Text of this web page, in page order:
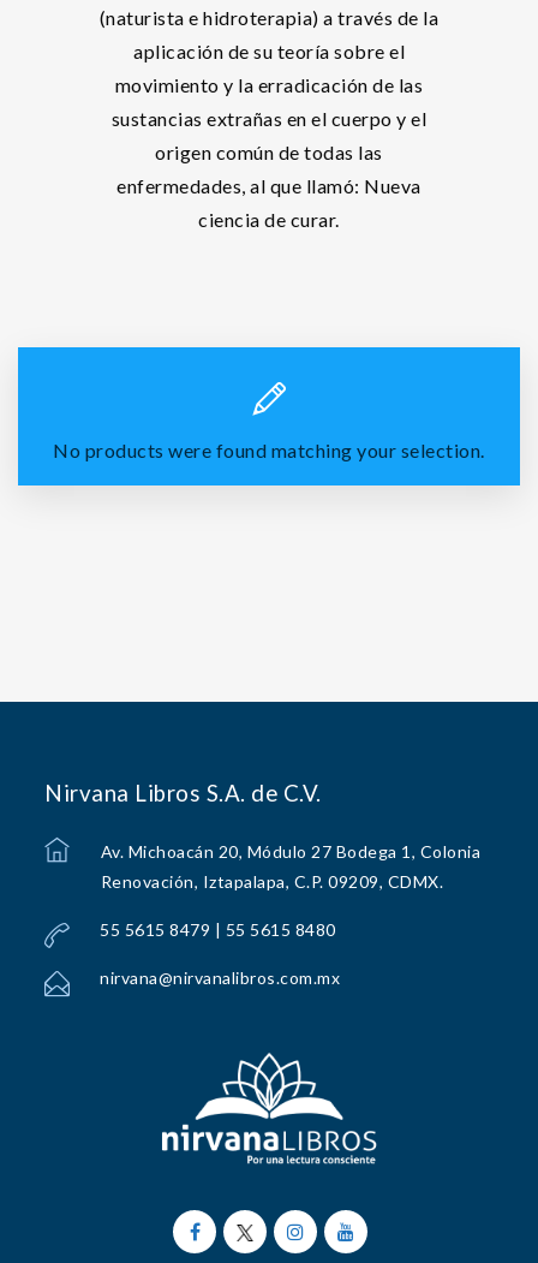
(naturista e hidroterapia) a través de la
aplicación de su teoría sobre el
movimiento y la erradicación de las
sustancias extrañas en el cuerpo y el
origen común de todas las
enfermedades, al que llamó: Nueva
ciencia de curar.
No products were found matching your selection.
Nirvana Libros S.A. de C.V.
Av. Michoacán 20, Módulo 27 Bodega 1, Colonia
Renovación, Iztapalapa, C.P. 09209, CDMX.
55 5615 8479 | 55 5615 8480
nirvana@nirvanalibros.com.mx